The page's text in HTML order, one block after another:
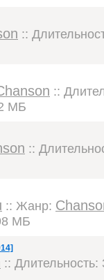
::
::
МБ
::
:: Жанр:
МБ
::